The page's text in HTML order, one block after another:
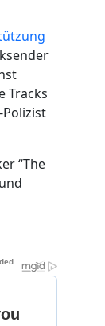
Tracks
Polizist
“The